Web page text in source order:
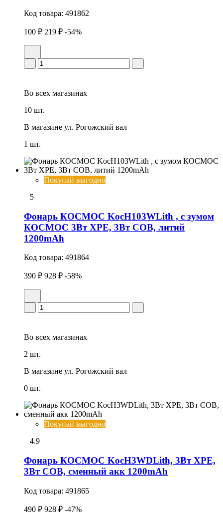
Код товара: 491862
100 ₽ 219 ₽ -54%
Во всех магазинах
10 шт.
В магазине ул. Рогожский вал
1 шт.
Покупай выгодно
5
Фонарь КОСМОС KocH103WLith , с зумом
КОСМОС 3Вт ХРЕ, 3Вт СОВ, литий
1200mAh
Код товара: 491864
390 ₽ 928 ₽ -58%
Во всех магазинах
2 шт.
В магазине ул. Рогожский вал
0 шт.
Покупай выгодно
4.9
Фонарь КОСМОС KocH3WDLith, 3Вт ХРЕ,
3Вт СОВ, сменный акк 1200mAh
Код товара: 491865
490 ₽ 928 ₽ -47%